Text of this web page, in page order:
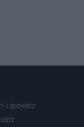
Lipowitz